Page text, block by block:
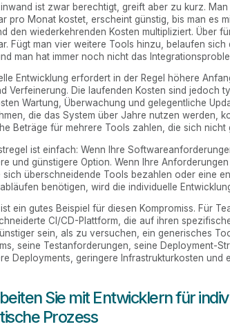
ist zwar berechtigt, greift aber zu kurz.
pro Monat kostet, erscheint günstig, bis man es
den wiederkehrenden Kosten multipliziert. Über
Fügt man vier weitere Tools hinzu, belaufen
man hat immer noch nicht das
Entwicklung erfordert in der Regel höhere
Verfeinerung. Die laufenden Kosten sind jedoch
Wartung, Überwachung und gelegentliche
die das System über Jahre nutzen werden,
Beträge für mehrere Tools zahlen, die sich nicht
ist einfach: Wenn Ihre
und günstigere Option. Wenn Ihre
sich überschneidende Tools bezahlen oder eine
benötigen, wird die individuelle
ein gutes Beispiel für diesen Kompromiss. Für
CI/CD-Plattform, die auf ihren
sein, als zu versuchen, ein generisches
seine Testanforderungen, seine Deployment-
Deployments, geringere Infrastrukturkosten und
Sie mit Entwicklern für
Prozess